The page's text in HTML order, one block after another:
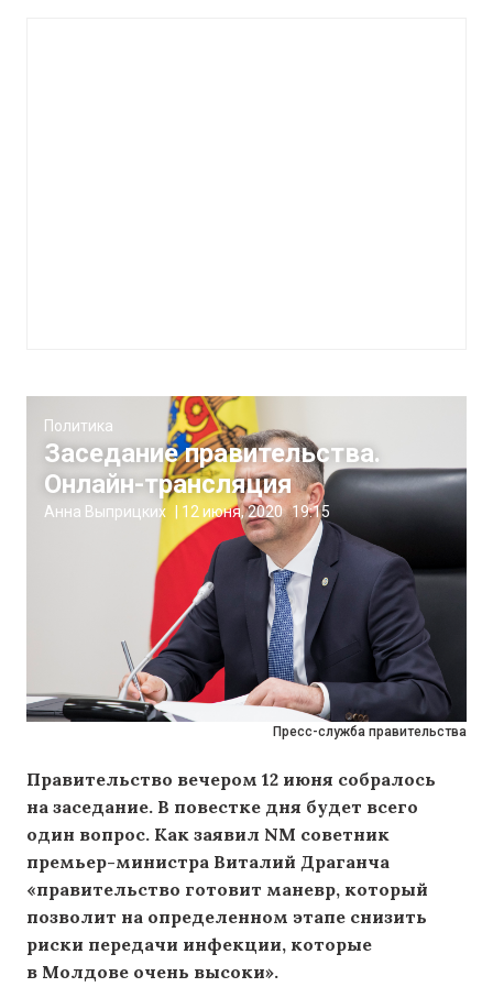
Пресс-служба правительства
Политика
Заседание правительства.
Онлайн-трансляция
Анна Выприцких 12 июня, 2020 19:15
Правительство вечером 12 июня собралось
на заседание. В повестке дня будет всего
один вопрос. Как заявил NM советник
премьер-министра Виталий Драганча
«правительство готовит маневр, который
позволит на определенном этапе снизить
риски передачи инфекции, которые
в Молдове очень высоки».